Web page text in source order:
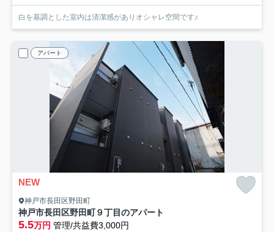
白を基調とした室内は清潔感がありオシャレ空間です♪
アパート
NEW
神戸市長田区野田町
神戸市長田区野田町９丁目のアパート
5.5万円 管理/共益費3,000円